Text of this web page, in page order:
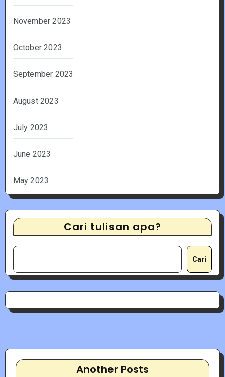
November 2023
October 2023
September 2023
August 2023
July 2023
June 2023
May 2023
Cari tulisan apa?
Cari
Another Posts